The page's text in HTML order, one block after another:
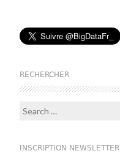
RECHERCHER
Search for:
INSCRIPTION NEWSLETTER